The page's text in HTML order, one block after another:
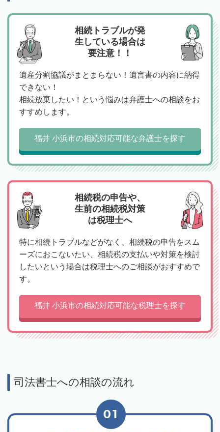
相続トラブルが発
生している場合は
要注意！！
遺産分割協議がまとまらない！遺言書の内容に納得
できない！
相続放棄したい！という悩みは弁護士への相談をお
すすめします。
福井 小浜市の相続対応可能な弁護士を探す
相続税の申告や、
生前の相続税対策
は税理士へ
特に相続トラブルなどがなく、相続税の申告をスム
ーズにおこないたい、相続税の支払いや対策を検討
したいという場合は税理士へのご相談がおすすめで
す。
福井 小浜市の相続対応可能な税理士を探す
司法書士への相談の流れ
01